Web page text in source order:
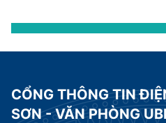
CỔNG THÔNG TIN
SƠN - VĂN PHÒNG